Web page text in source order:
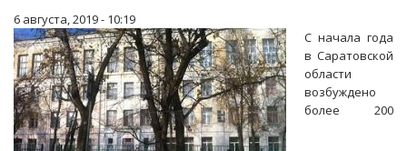
6 августа, 2019 - 10:19
С начала года
в Саратовской
области
возбуждено
более 200